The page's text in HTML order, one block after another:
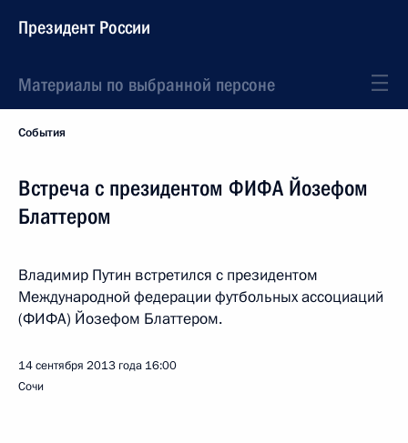
Президент России
Материалы по выбранной персоне
События
Встреча с президентом ФИФА Йозефом
Блаттером
Владимир Путин встретился с президентом
Международной федерации футбольных ассоциаций
(ФИФА) Йозефом Блаттером.
14 сентября 2013 года 16:00
Сочи